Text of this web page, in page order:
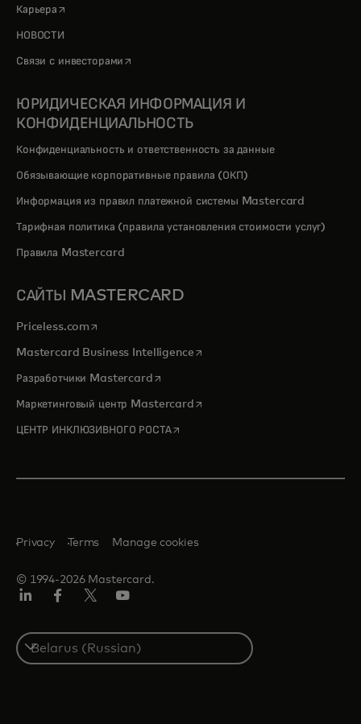
Карьера opens in a new tab
НОВОСТИ
Связи с инвесторами opens in a new tab
ЮРИДИЧЕСКАЯ ИНФОРМАЦИЯ И
КОНФИДЕНЦИАЛЬНОСТЬ
Конфиденциальность и ответственность за данные
Обязывающие корпоративные правила (ОКП)
Информация из правил платежной системы Mastercard
Тарифная политика (правила установления стоимости услуг)
Правила Mastercard
САЙТЫ MASTERCARD
Priceless.com opens in a new tab
Mastercard Business Intelligenceopens in a new tab
Разработчики Mastercardopens in a new tab
Маркетинговый центр Mastercardopens in a new tab
ЦЕНТР ИНКЛЮЗИВНОГО РОСТАopens in a new tab
© 1994-2026 Mastercard.
Privacy Terms Manage cookies
Select
a
country
Twitter)